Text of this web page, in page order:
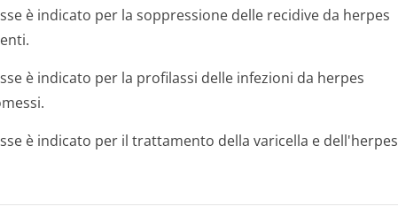
è indicato per la soppressione delle recidive da herpes
è indicato per la profilassi delle infezioni da herpes
è indicato per il trattamento della varicella e dell'herpes